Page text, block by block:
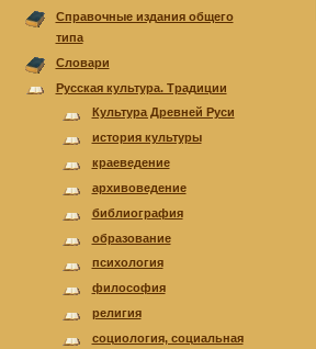
Справочные издания общего
типа
Cловари
Русская культура. Традиции
Культура Древней Руси
история культуры
краеведение
архивоведение
библиография
образование
психология
философия
религия
cоциология, cоциальная